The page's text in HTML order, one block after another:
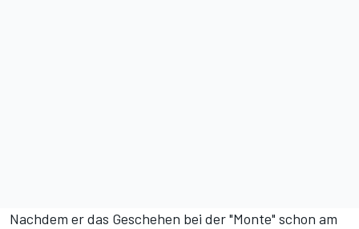
Nachdem er das Geschehen bei der "Monte" schon am